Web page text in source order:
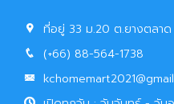
ที่อยู่ 33 ม.20 ต.ยางตลา
(+66) 88-564-1738